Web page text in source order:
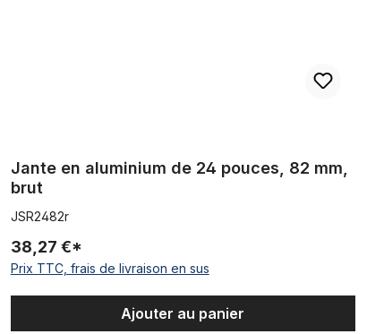
Jante en aluminium de 24 pouces, 82 mm,
brut
JSR2482r
38,27 €*
Prix TTC, frais de livraison en sus
Ajouter au panier